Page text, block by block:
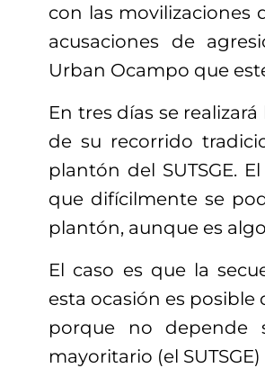
con las movilizaciones
acusaciones de
Urban Ocampo que
En tres días se
de su recorrido
plantón del SUTSGE.
que difícilmente se
plantón, aunque es
El caso es que la
esta ocasión es
porque no depende
mayoritario (el